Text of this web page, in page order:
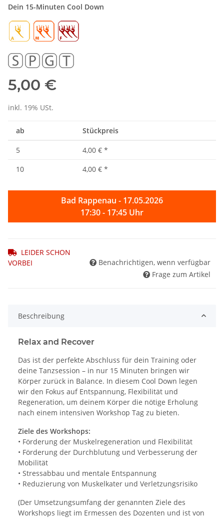
Dein 15-Minuten Cool Down
5,00 €
inkl. 19% USt.
ab Stückpreis
5 4,00 € *
10
4,00 € *
Bad Rappenau - 17.05.2026
17:30 - 17:45 Uhr
LEIDER SCHON
VORBEI
Benachrichtigen, wenn verfügbar
Frage zum Artikel
Beschreibung
Relax and Recover
Das ist der perfekte Abschluss für dein Training oder
deine Tanzsession – in nur 15 Minuten bringen wir
Körper zurück in Balance. In diesem Cool Down legen
wir den Fokus auf Entspannung, Flexibilität und
Regeneration, um deinem Körper die nötige Erholung
nach einem intensiven Workshop Tag zu bieten.
Ziele des Workshops:
• Förderung der Muskelregeneration und Flexibilität
• Förderung der Durchblutung und Verbesserung der
Mobilität
• Stressabbau und mentale Entspannung
• Reduzierung von Muskelkater und Verletzungsrisiko
(Der Umsetzungsumfang der genannten Ziele des
Workshops liegt im Ermessen des Dozenten und ist von